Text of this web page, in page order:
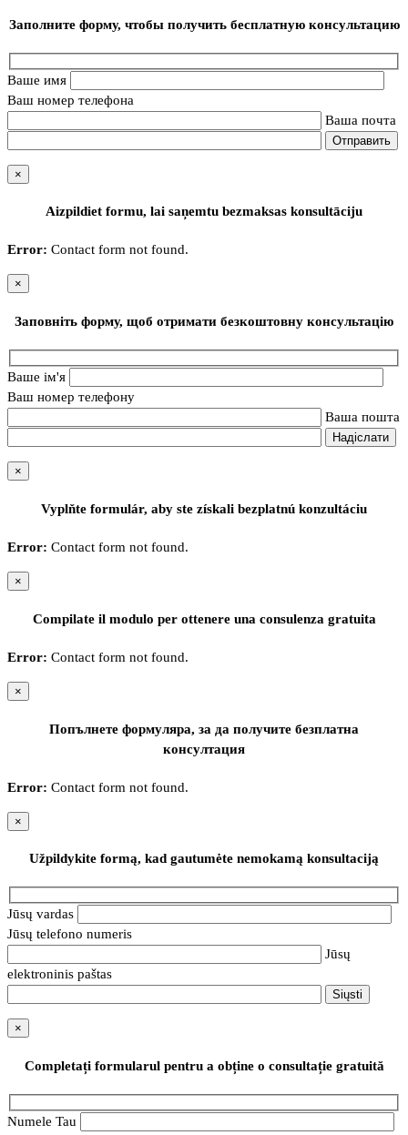
Заполните форму, чтобы получить бесплатную консультацию
Ваше имя
Ваш номер телефона
Ваша почта
×
Aizpildiet formu, lai saņemtu bezmaksas konsultāciju
Error: Contact form not found.
×
Заповніть форму, щоб отримати безкоштовну консультацію
Ваше ім'я
Ваш номер телефону
Ваша пошта
×
Vyplňte formulár, aby ste získali bezplatnú konzultáciu
Error: Contact form not found.
×
Compilate il modulo per ottenere una consulenza gratuita
Error: Contact form not found.
×
Попълнете формуляра, за да получите безплатна
консултация
Error: Contact form not found.
×
Užpildykite formą, kad gautumėte nemokamą konsultaciją
Jūsų vardas
Jūsų telefono numeris
Jūsų
elektroninis paštas
×
Completați formularul pentru a obține o consultație gratuită
Numele Tau